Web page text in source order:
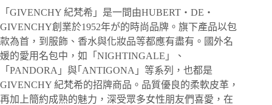
「GIVENCHY 紀梵希」是一間由HUBERT・DE・
GIVENCHY創業於1952年が的時尚品牌。旗下產品以包
款為首，到服飾、香水與化妝品等都應有盡有。國外名
媛的愛用名包中，如「NIGHTINGALE」、
「PANDORA」與｢ANTIGONA」等系列，也都是
GIVENCHY 紀梵希的招牌商品。品質優良的柔軟皮革，
再加上簡約成熟的魅力，深受眾多女性朋友們喜愛，在